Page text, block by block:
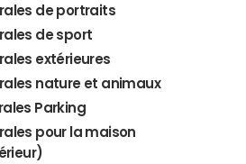
de portraits
de sport
extérieures
nature et animaux
Parking
pour la maison